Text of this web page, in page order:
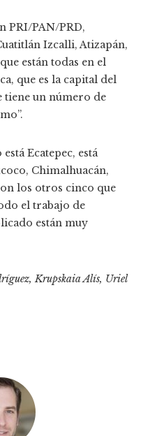
PRI/PAN/PRD,
Izcalli, Atizapán,
están todas en el
que es la capital del
tiene un número de
Ecatepec, está
Chimalhuacán,
los otros cinco que
el trabajo de
están muy
Krupskaia Alís, Uriel